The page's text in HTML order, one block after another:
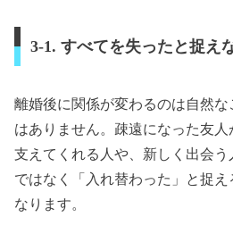
3-1. すべてを失ったと捉え
離婚後に関係が変わるのは自然
はありません。疎遠になった友
支えてくれる人や、新しく出会う
ではなく「入れ替わった」と捉え
なります。